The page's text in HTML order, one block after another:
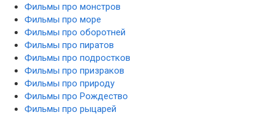
Фильмы про монстров
Фильмы про море
Фильмы про оборотней
Фильмы про пиратов
Фильмы про подростков
Фильмы про призраков
Фильмы про природу
Фильмы про Рождество
Фильмы про рыцарей